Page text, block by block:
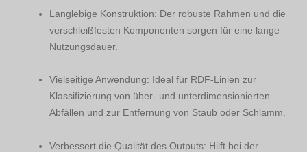
Langlebige Konstruktion: Der robuste Rahmen und die
verschleißfesten Komponenten sorgen für eine lange
Nutzungsdauer.
Vielseitige Anwendung: Ideal für RDF-Linien zur
Klassifizierung von über- und unterdimensionierten
Abfällen und zur Entfernung von Staub oder Schlamm.
Verbessert die Qualität des Outputs: Hilft bei der